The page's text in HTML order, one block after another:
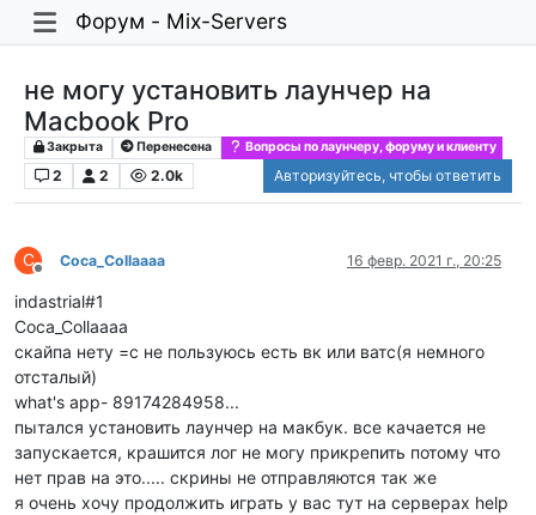
Форум - Mix-Servers
не могу установить лаунчер на
Macbook Pro
Закрыта Перенесена Вопросы по лаунчеру, форуму и клиенту
2 2 2.0k Авторизуйтесь, чтобы ответить
C
Не в сети
Coca_Collaaaa 16 февр. 2021 г., 20:25
indastrial#1
Coca_Collaaaa
скайпа нету =с не пользуюсь есть вк или ватс(я немного
отсталый)
what's app- 89174284958...
пытался установить лаунчер на макбук. все качается не
запускается, крашится лог не могу прикрепить потому что
нет прав на это..... скрины не отправляются так же
я очень хочу продолжить играть у вас тут на серверах help